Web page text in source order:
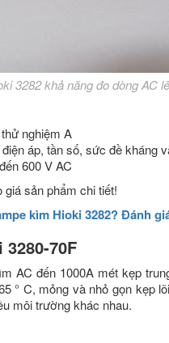
3282 khả năng đo dòng AC
nghiệm A
áp, tần số, sức đề kháng
600 V AC
giá sản phẩm chi tiết!
kìm Hioki 3282? Đánh
70F
AC đến 1000A mét kẹp
° C, mỏng và nhỏ gọn kẹp
môi trường khác nhau.